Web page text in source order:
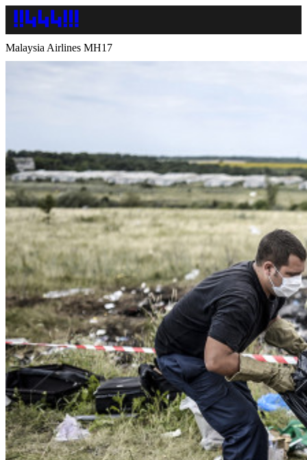
Malaysia Airlines MH17